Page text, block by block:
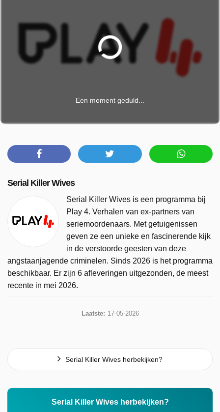
Een moment geduld...
Serial Killer Wives
Serial Killer Wives is een programma bij
Play 4. Verhalen van ex-partners van
seriemoordenaars. Met getuigenissen
geven ze een unieke en fascinerende kijk
in de verstoorde geesten van deze
angstaanjagende criminelen. Sinds 2026 is het programma
beschikbaar. Er zijn 6 afleveringen uitgezonden, de meest
recente in mei 2026.
Laatste: 17-05-2026
Serial Killer Wives herbekijken?
Serial Killer Wives herbekijken?